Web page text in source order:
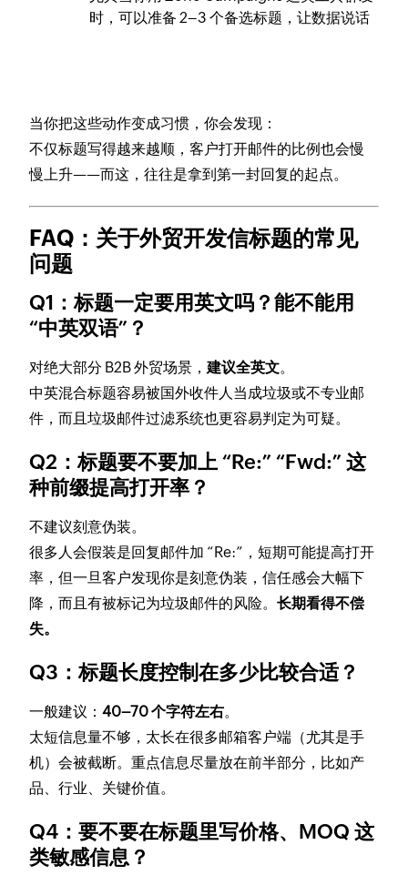
时，可以准备 2–3 个备选标题，让数据说话
当你把这些动作变成习惯，你会发现：
不仅标题写得越来越顺，客户打开邮件的比例也会慢
慢上升——而这，往往是拿到第一封回复的起点。
FAQ：关于外贸开发信标题的常见
问题
Q1：标题一定要用英文吗？能不能用
“中英双语”？
对绝大部分 B2B 外贸场景，建议全英文。
中英混合标题容易被国外收件人当成垃圾或不专业邮
件，而且垃圾邮件过滤系统也更容易判定为可疑。
Q2：标题要不要加上 “Re:” “Fwd:” 这
种前缀提高打开率？
不建议刻意伪装。
很多人会假装是回复邮件加 “Re:”，短期可能提高打开
率，但一旦客户发现你是刻意伪装，信任感会大幅下
降，而且有被标记为垃圾邮件的风险。长期看得不偿
失。
Q3：标题长度控制在多少比较合适？
一般建议：40–70 个字符左右。
太短信息量不够，太长在很多邮箱客户端（尤其是手
机）会被截断。重点信息尽量放在前半部分，比如产
品、行业、关键价值。
Q4：要不要在标题里写价格、MOQ 这
类敏感信息？